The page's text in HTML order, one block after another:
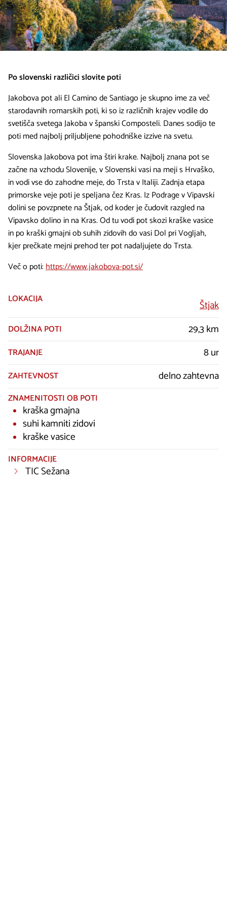
Po slovenski različici slovite poti
Jakobova pot ali El Camino de Santiago je skupno ime za več
starodavnih romarskih poti, ki so iz različnih krajev vodile do
svetišča svetega Jakoba v španski Composteli. Danes sodijo te
poti med najbolj priljubljene pohodniške izzive na svetu.
Slovenska Jakobova pot ima štiri krake. Najbolj znana pot se
začne na vzhodu Slovenije, v Slovenski vasi na meji s Hrvaško,
in vodi vse do zahodne meje, do Trsta v Italiji. Zadnja etapa
primorske veje poti je speljana čez Kras. Iz Podrage v Vipavski
dolini se povzpnete na Štjak, od koder je čudovit razgled na
Vipavsko dolino in na Kras. Od tu vodi pot skozi kraške vasice
in po kraški gmajni ob suhih zidovih do vasi Dol pri Vogljah,
kjer prečkate mejni prehod ter pot nadaljujete do Trsta.
Več o poti:https://www.jakobova-pot.si/
LOKACIJA Štjak
DOLŽINA POTI 29,3 km
TRAJANJE 8 ur
ZAHTEVNOST delno zahtevna
ZNAMENITOSTI OB POTI
kraška gmajna
suhi kamniti zidovi
kraške vasice
INFORMACIJE
TIC Sežana